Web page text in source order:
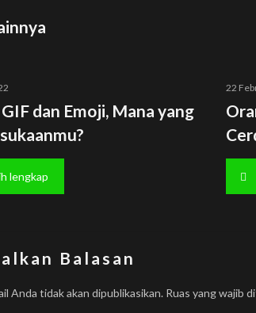
dan Emoji, Mana yang
lengkap
22
Balasan
Anda tidak akan dipublikasikan. Ruas yang wajib